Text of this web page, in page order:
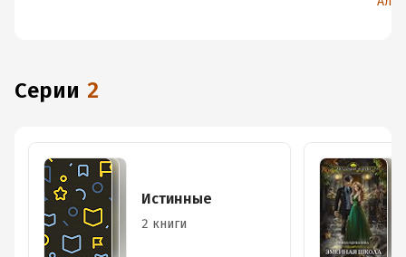
Серии 2
Истинные
2 книги